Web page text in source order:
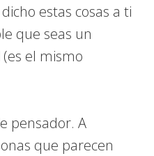
estas cosas a ti
que seas un
el mismo
pensador. A
que parecen